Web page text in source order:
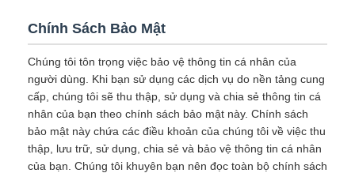
Chính Sách Bảo Mật
Chúng tôi tôn trọng việc bảo vệ thông tin cá nhân của
người dùng. Khi bạn sử dụng các dịch vụ do nền tảng cung
cấp, chúng tôi sẽ thu thập, sử dụng và chia sẻ thông tin cá
nhân của bạn theo chính sách bảo mật này. Chính sách
bảo mật này chứa các điều khoản của chúng tôi về việc thu
thập, lưu trữ, sử dụng, chia sẻ và bảo vệ thông tin cá nhân
của bạn. Chúng tôi khuyên bạn nên đọc toàn bộ chính sách